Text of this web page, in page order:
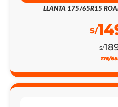
LLANTA 175/65R15
S/
S/
175/